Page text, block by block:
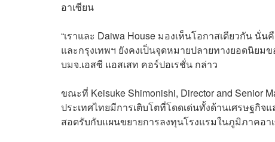
อาเซียน
“เราและ Daiwa House มองเห็นโอกาสเดียวกัน นั่
และกรุงเทพฯ ยังคงเป็นจุดหมายปลายทางยอดนิย
บมจ.เอสซี แอสเสท คอร์ปอเรชั่น กล่าว
ขณะที่ Keisuke Shimonishi, Director and Senior
ประเทศไทยมีการเติบโตที่โดดเด่นทั้งด้านเศรษฐกิ
สอดรับกับแผนขยายการลงทุนโรงแรมในภูมิภาคอา